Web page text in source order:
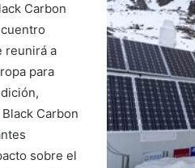
Carbon
reunirá a
para
Carbon
sobre el